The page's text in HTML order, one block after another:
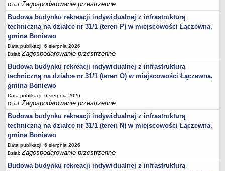
Projekty uchwał
Zarządzenia
Protokoły
Opłaty i podatki
Zagospodarowanie przestrzenne
Obwieszczenia,Zawiadomienia, sprawozdania ochrony środowiska
Decyzje o środowiskowych uwarunkowaniach
REWITALIZACJA GMINY BONIEWO
PPWOW
Aktualności
konkursy
Plan działania
Strategia Rozwiązywania Problemów Społecznych
Dział:Zagospodarowanie przestrzenne
Budowa budynku rekreacji indywidualnej z infrastrukturą
techniczną na działce nr 31/1 (teren P) w miejscowości Łączewna,
gmina Boniewo
Data publikacji: 6 sierpnia 2026
Dział:Zagospodarowanie przestrzenne
Budowa budynku rekreacji indywidualnej z infrastrukturą
techniczną na działce nr 31/1 (teren O) w miejscowości Łączewna,
gmina Boniewo
Data publikacji: 6 sierpnia 2026
Dział:Zagospodarowanie przestrzenne
Budowa budynku rekreacji indywidualnej z infrastrukturą
techniczną na działce nr 31/1 (teren N) w miejscowości Łączewna,
gmina Boniewo
Data publikacji: 6 sierpnia 2026
Dział:Zagospodarowanie przestrzenne
Budowa budynku rekreacji indywidualnej z infrastrukturą